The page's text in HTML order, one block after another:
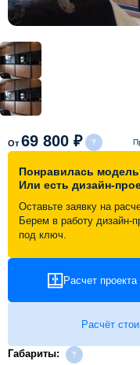
Рассрочка и кредит
Схема работы
Акции и скидки
Портфолио
Статьи
Контакты
От 69 800 ₽
Понравилась
Или есть дизайн-
Оставьте заявку на
Берем в работу дизайн-
под ключ.
Расчет проекта
Расчёт
Габариты: